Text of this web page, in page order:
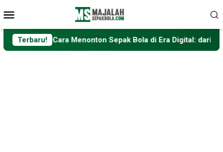
ke
kontenMobile
Terbaru!
Cara Menonton Sepak Bola di Era Digital: dari Televisi